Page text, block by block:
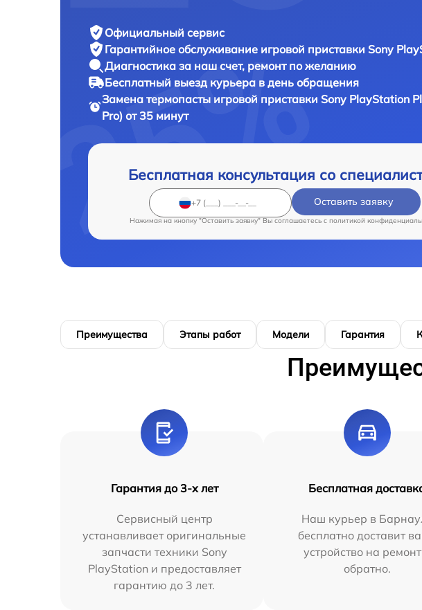
Официальный сервис
Гарантийное обслуживание игровой приставки Sony
Диагностика за наш счет, ремонт по желанию
Бесплатный выезд курьера в день обращения
Замена термопасты игровой приставкиSony PlayStation
Pro) от 35 минут
Бесплатная консультация со
Оставить заявку
Нажимая на кнопку "Оставить заявку" Вы соглашаетесь c политикой
Преимущества Этапы работ Модели Гарантия
Гарантия до 3-х лет
Сервисный центр
устанавливает оригинальные
запчасти техники Sony
PlayStation и предоставляет
гарантию до 3 лет.
Бесплатная
Наш курьер в
бесплатно доставит
устройство на
обратно.